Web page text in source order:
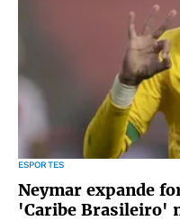
ESPORTES
Neymar expande
'Caribe Brasileiro'